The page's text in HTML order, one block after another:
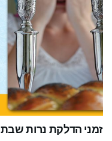
זמני הדלקת נרות שבת